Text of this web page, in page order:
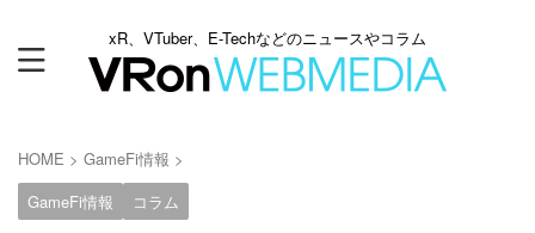
xR、VTuber、E-Techなどのニュースやコラム
HOME > GameFi情報 >
GameFi情報
コラム